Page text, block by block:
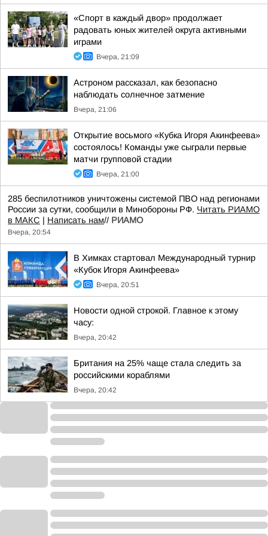
«Спорт в каждый двор» продолжает
радовать юных жителей округа активными
играми
Вчера, 21:09
Астроном рассказал, как безопасно
наблюдать солнечное затмение
Вчера, 21:06
Открытие восьмого «Кубка Игоря Акинфеева»
состоялось! Команды уже сыграли первые
матчи групповой стадии
Вчера, 21:00
285 беспилотников уничтожены системой ПВО над регионами
России за сутки, сообщили в Минобороны РФ. Читать РИАМО
в МАКС | Написать нам// РИАМО
Вчера, 20:54
В Химках стартовал Международный турнир
«Кубок Игоря Акинфеева»
Вчера, 20:51
Новости одной строкой. Главное к этому
часу:
Вчера, 20:42
Британия на 25% чаще стала следить за
российскими кораблями
Вчера, 20:42